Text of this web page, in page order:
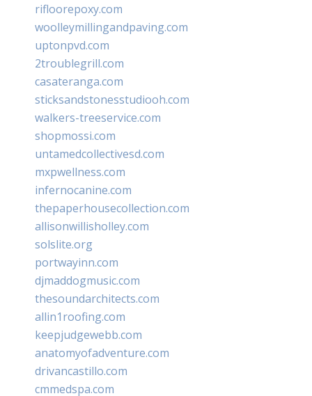
rifloorepoxy.com
woolleymillingandpaving.com
uptonpvd.com
2troublegrill.com
casateranga.com
sticksandstonesstudiooh.com
walkers-treeservice.com
shopmossi.com
untamedcollectivesd.com
mxpwellness.com
infernocanine.com
thepaperhousecollection.com
allisonwillisholley.com
solslite.org
portwayinn.com
djmaddogmusic.com
thesoundarchitects.com
allin1roofing.com
keepjudgewebb.com
anatomyofadventure.com
drivancastillo.com
cmmedspa.com